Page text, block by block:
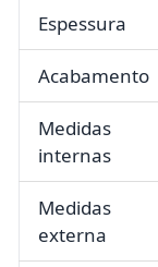
Espessura
Acabamento
Medidas
internas
Medidas
externa